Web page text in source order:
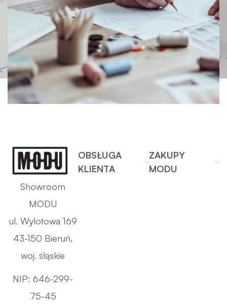
Showroom
MODU
ul. Wylotowa 169
43-150 Bieruń,
woj. śląskie
NIP: 646-299-
75-45
OBSŁUGA
KLIENTA
ZAKUPY
MODU